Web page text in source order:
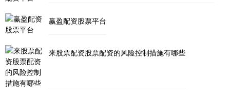
赢盈配资股票平台
来股票配资股票配资的风险控制措施有哪些